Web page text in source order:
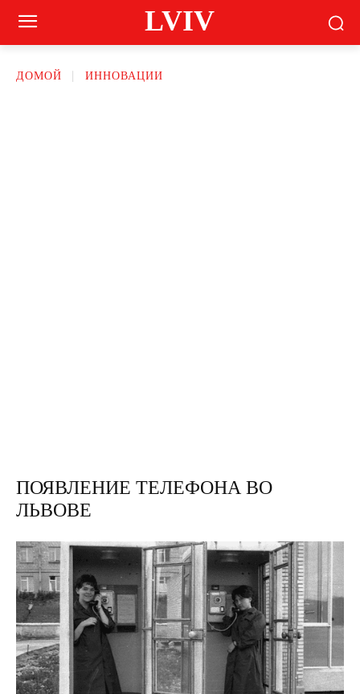
LVIV
ДОМОЙ ИННОВАЦИИ
ПОЯВЛЕНИЕ ТЕЛЕФОНА ВО
ЛЬВОВЕ